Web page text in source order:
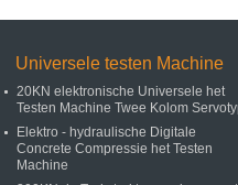
Universele testen Machine
20KN elektronische Universele het
Testen Machine Twee Kolom
Elektro - hydraulische Digitale
Concrete Compressie het Testen
Machine